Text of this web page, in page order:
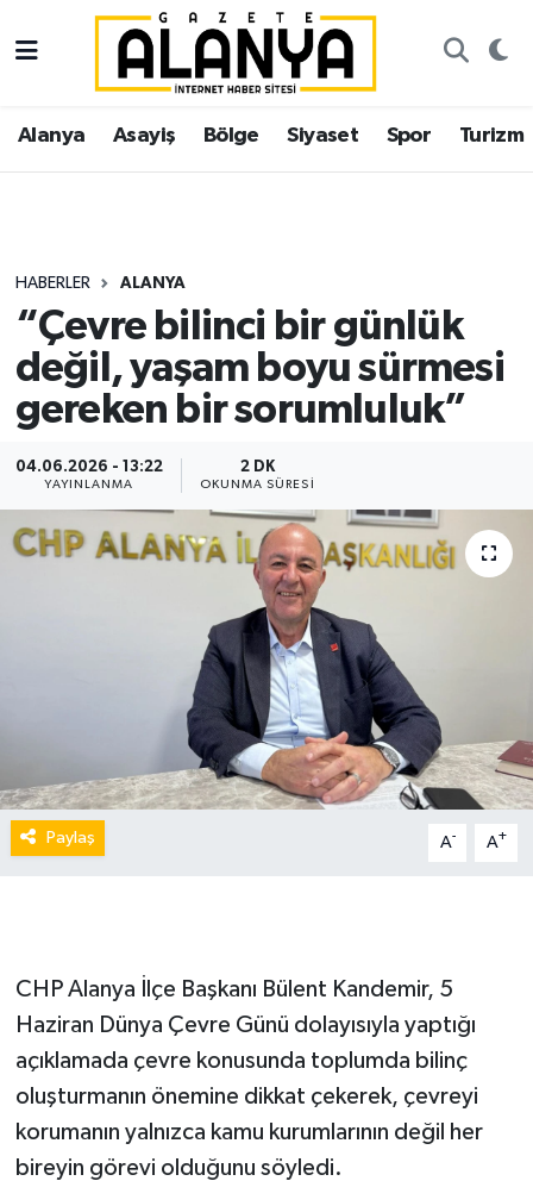
Alanya Asayiş Bölge Siyaset Spor Turizm
HABERLER ALANYA
“Çevre bilinci bir günlük
değil, yaşam boyu sürmesi
gereken bir sorumluluk”
04.06.2026 - 13:22
YAYINLANMA
2 DK
OKUNMA SÜRESI
Paylaş A- A+
CHP Alanya İlçe Başkanı Bülent Kandemir, 5
Haziran Dünya Çevre Günü dolayısıyla yaptığı
açıklamada çevre konusunda toplumda bilinç
oluşturmanın önemine dikkat çekerek, çevreyi
korumanın yalnızca kamu kurumlarının değil her
bireyin görevi olduğunu söyledi.
Alanya
Asayiş
Siyaset
Spor
Turizm
Gazipaşa
İstanbul Nöbetçi Eczaneler
İstanbul Hava Durumu
Süper Lig Puan Durumu ve Fikstür
Tüm Manşetler
Son Dakika Haberleri